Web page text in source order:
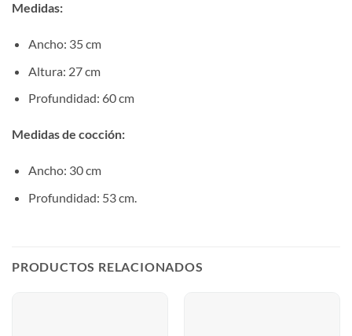
Medidas:
Ancho: 35 cm
Altura: 27 cm
Profundidad: 60 cm
Medidas de cocción:
Ancho: 30 cm
Profundidad: 53 cm.
PRODUCTOS RELACIONADOS